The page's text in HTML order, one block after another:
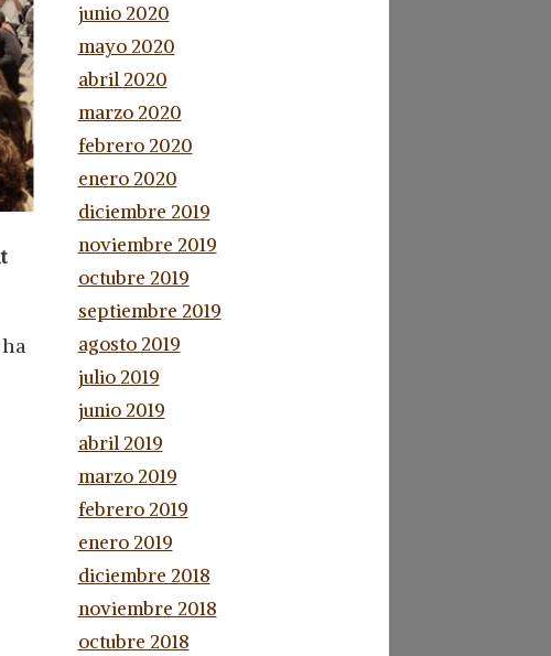
junio 2020
mayo 2020
abril 2020
marzo 2020
febrero 2020
enero 2020
diciembre 2019
noviembre 2019
octubre 2019
septiembre 2019
agosto 2019
julio 2019
junio 2019
abril 2019
marzo 2019
febrero 2019
enero 2019
diciembre 2018
noviembre 2018
octubre 2018